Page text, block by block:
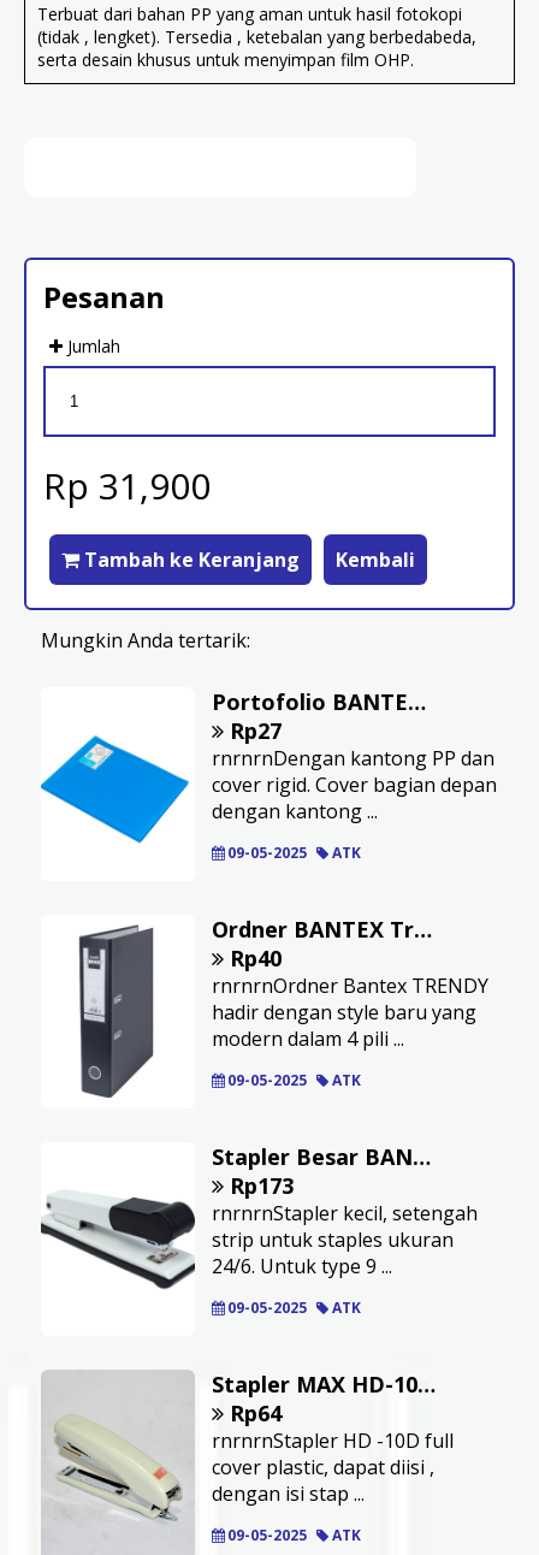
Terbuat dari bahan PP yang aman untuk hasil fotokopi
(tidak , lengket). Tersedia , ketebalan yang berbedabeda,
serta desain khusus untuk menyimpan film OHP.
Pesanan
Jumlah
Rp 31,900
Tambah ke Keranjang Kembali
Mungkin Anda tertarik:
Portofolio BANTEX A4 Isi 10 Lembar Warna Cobalt Blue
Rp27
rnrnrnDengan kantong PP dan
cover rigid. Cover bagian depan
dengan kantong ...
09-05-2025 ATK
Ordner BANTEX Trendy Folio Kapasitas 7 cm Cover Kertas Hitam
Rp40
rnrnrnOrdner Bantex TRENDY
hadir dengan style baru yang
modern dalam 4 pili ...
09-05-2025 ATK
Stapler Besar BANTEX Warna Putih
Rp173
rnrnrnStapler kecil, setengah
strip untuk staples ukuran
24/6. Untuk type 9 ...
09-05-2025 ATK
Stapler MAX HD-10D Abu-abu-10dgr
Rp64
rnrnrnStapler HD -10D full
cover plastic, dapat diisi ,
dengan isi stap ...
09-05-2025 ATK